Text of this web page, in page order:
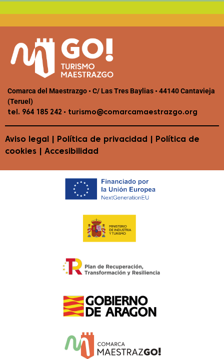
Comarca del Maestrazgo • C/ Las Tres Baylias • 44140 Cantavieja
(Teruel)
tel. 964 185 242 • turismo@comarcamaestrazgo.org
Aviso legal Política de privacidad
Política de
cookies
Accesibilidad